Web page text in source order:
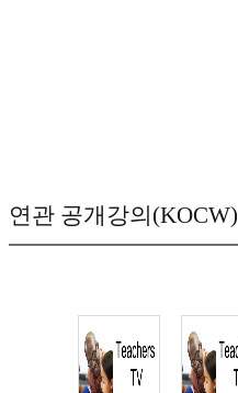
연관 공개강의(KOCW)